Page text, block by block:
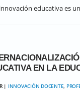
educativa es
EN LA
| INNOVACIÓN DOCENTE,